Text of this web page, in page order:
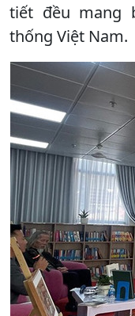
tiết đều mang
thống Việt Nam.